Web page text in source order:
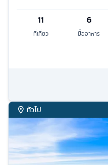
11
ที่เที่ยว
6
มื้ออาหาร
ทั่วไป